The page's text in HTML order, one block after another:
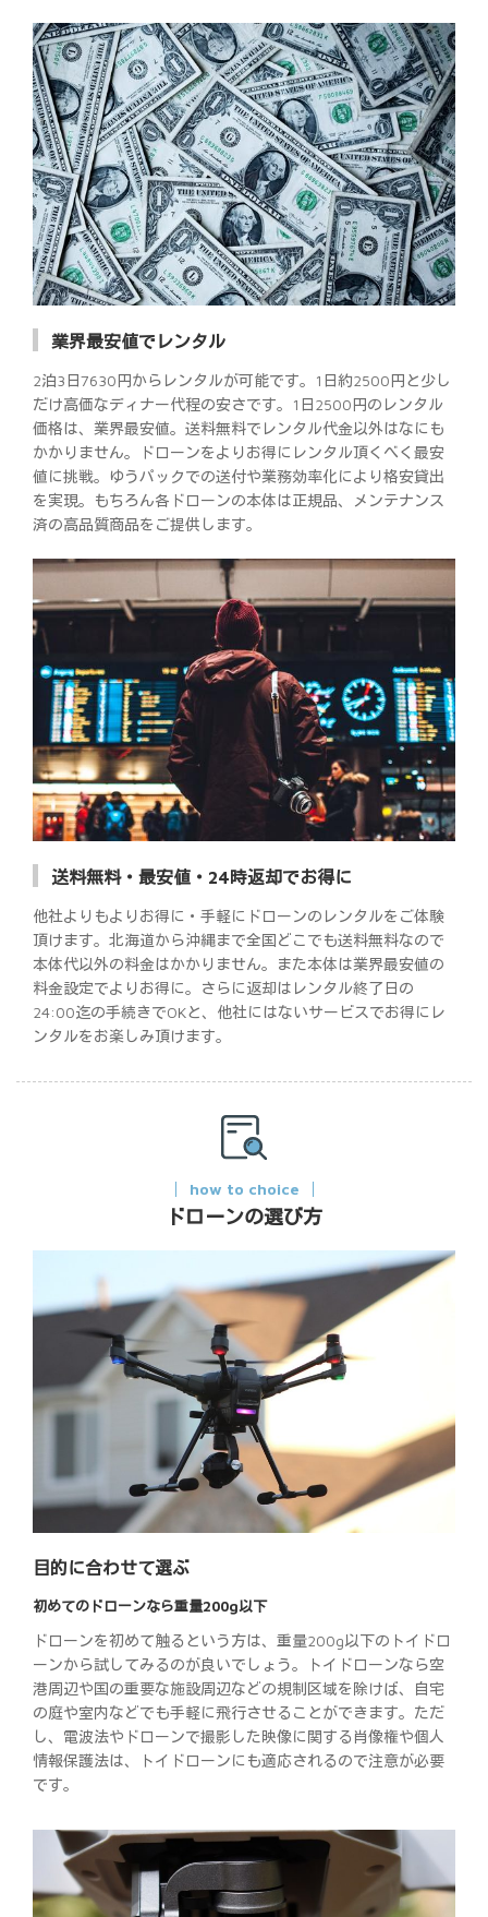
業界最安値でレンタル
2泊3日7630円からレンタルが可能です。1日約2500円と少し
だけ高価なディナー代程の安さです。1日2500円のレンタル
価格は、業界最安値。送料無料でレンタル代金以外はなにも
かかりません。ドローンをよりお得にレンタル頂くべく最安
値に挑戦。ゆうパックでの送付や業務効率化により格安貸出
を実現。もちろん各ドローンの本体は正規品、メンテナンス
済の高品質商品をご提供します。
送料無料・最安値・24時返却でお得に
他社よりもよりお得に・手軽にドローンのレンタルをご体験
頂けます。北海道から沖縄まで全国どこでも送料無料なので
本体代以外の料金はかかりません。また本体は業界最安値の
料金設定でよりお得に。さらに返却はレンタル終了日の
24:00迄の手続きでOKと、他社にはないサービスでお得にレ
ンタルをお楽しみ頂けます。
how to choice
ドローンの選び方
目的に合わせて選ぶ
初めてのドローンなら重量200g以下
ドローンを初めて触るという方は、重量200g以下のトイドロ
ーンから試してみるのが良いでしょう。トイドローンなら空
港周辺や国の重要な施設周辺などの規制区域を除けば、自宅
の庭や室内などでも手軽に飛行させることができます。ただ
し、電波法やドローンで撮影した映像に関する肖像権や個人
情報保護法は、トイドローンにも適応されるので注意が必要
です。